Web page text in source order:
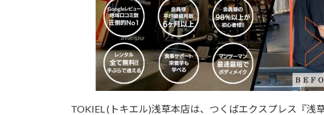
TOKIEL (トキエル)浅草本店は、つくばエクスプレス『浅